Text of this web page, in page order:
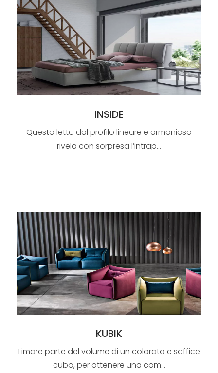
INSIDE
Questo letto dal profilo lineare e armonioso
rivela con sorpresa l’intrap...
KUBIK
Limare parte del volume di un colorato e soffice
cubo, per ottenere una com...